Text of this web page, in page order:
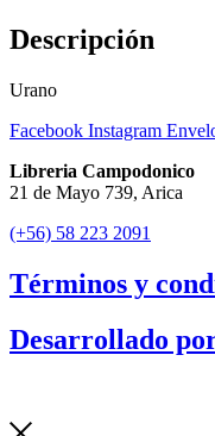
Descripción
Urano
Facebook Instagram
Libreria Campodonico
21 de Mayo 739, Arica
(+56) 58 223 2091
Términos y
Desarrollado